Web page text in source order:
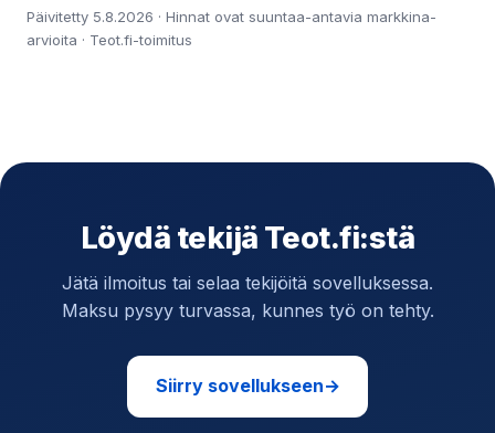
Päivitetty 5.8.2026 · Hinnat ovat suuntaa-antavia markkina-
arvioita · Teot.fi-toimitus
Löydä tekijä Teot.fi:stä
Jätä ilmoitus tai selaa tekijöitä sovelluksessa.
Maksu pysyy turvassa, kunnes työ on tehty.
Siirry sovellukseen→